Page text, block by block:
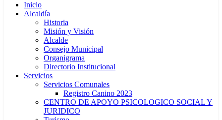
Inicio
Alcaldía
Historia
Misión y Visión
Alcalde
Consejo Municipal
Organigrama
Directorio Institucional
Servicios
Servicios Comunales
Registro Canino 2023
CENTRO DE APOYO PSICOLOGICO SOCIAL Y
JURIDICO